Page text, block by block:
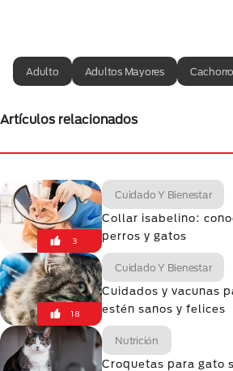
Adulto Adultos Mayores Cachorro
Artículos relacionados
3
Cuidado Y Bienestar
Collar isabelino:
perros y gatos
18
Cuidado Y Bienestar
Cuidados y vacunas
estén sanos y felices
Nutrición
Croquetas para gato